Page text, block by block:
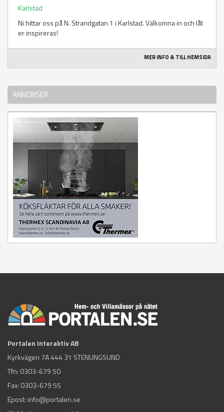
Karlstad
Ni hittar oss på N. Strandgatan 1 i Karlstad. Välkomna in och låt
er inspireras!
MER INFO & TILL HEMSIDA
ANNONSER
Portalen Interaktiv AB
Kyrkvägen 7A 444 31 STENUNGSUND
Tfn: 0303-679 50
Fax: 0303-679 55
Epost: info@portalen.se